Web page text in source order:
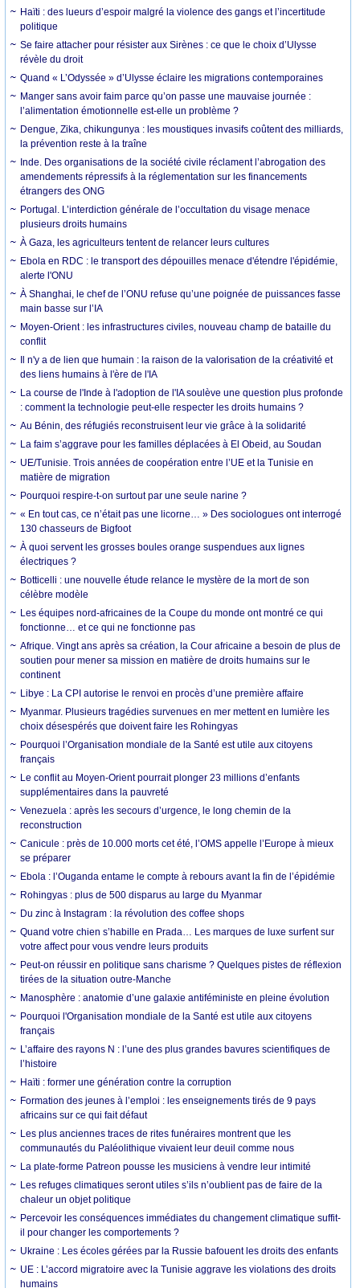
Haïti : des lueurs d’espoir malgré la violence des gangs et l’incertitude
politique
Se faire attacher pour résister aux Sirènes : ce que le choix d’Ulysse
révèle du droit
Quand « L’Odyssée » d’Ulysse éclaire les migrations contemporaines
Manger sans avoir faim parce qu’on passe une mauvaise journée :
l’alimentation émotionnelle est-elle un problème ?
Dengue, Zika, chikungunya : les moustiques invasifs coûtent des milliards,
la prévention reste à la traîne
Inde. Des organisations de la société civile réclament l’abrogation des
amendements répressifs à la réglementation sur les financements
étrangers des ONG
Portugal. L’interdiction générale de l’occultation du visage menace
plusieurs droits humains
À Gaza, les agriculteurs tentent de relancer leurs cultures
Ebola en RDC : le transport des dépouilles menace d'étendre l'épidémie,
alerte l'ONU
À Shanghai, le chef de l’ONU refuse qu’une poignée de puissances fasse
main basse sur l’IA
Moyen-Orient : les infrastructures civiles, nouveau champ de bataille du
conflit
Il n'y a de lien que humain : la raison de la valorisation de la créativité et
des liens humains à l'ère de l'IA
La course de l'Inde à l'adoption de l'IA soulève une question plus profonde
: comment la technologie peut-elle respecter les droits humains ?
Au Bénin, des réfugiés reconstruisent leur vie grâce à la solidarité
La faim s’aggrave pour les familles déplacées à El Obeid, au Soudan
UE/Tunisie. Trois années de coopération entre l’UE et la Tunisie en
matière de migration
Pourquoi respire-t-on surtout par une seule narine ?
« En tout cas, ce n’était pas une licorne… » Des sociologues ont interrogé
130 chasseurs de Bigfoot
À quoi servent les grosses boules orange suspendues aux lignes
électriques ?
Botticelli : une nouvelle étude relance le mystère de la mort de son
célèbre modèle
Les équipes nord-africaines de la Coupe du monde ont montré ce qui
fonctionne… et ce qui ne fonctionne pas
Afrique. Vingt ans après sa création, la Cour africaine a besoin de plus de
soutien pour mener sa mission en matière de droits humains sur le
continent
Libye : La CPI autorise le renvoi en procès d’une première affaire
Myanmar. Plusieurs tragédies survenues en mer mettent en lumière les
choix désespérés que doivent faire les Rohingyas
Pourquoi l’Organisation mondiale de la Santé est utile aux citoyens
français
Le conflit au Moyen-Orient pourrait plonger 23 millions d’enfants
supplémentaires dans la pauvreté
Venezuela : après les secours d’urgence, le long chemin de la
reconstruction
Canicule : près de 10.000 morts cet été, l’OMS appelle l’Europe à mieux
se préparer
Ebola : l’Ouganda entame le compte à rebours avant la fin de l’épidémie
Rohingyas : plus de 500 disparus au large du Myanmar
Du zinc à Instagram : la révolution des coffee shops
Quand votre chien s’habille en Prada… Les marques de luxe surfent sur
votre affect pour vous vendre leurs produits
Peut-on réussir en politique sans charisme ? Quelques pistes de réflexion
tirées de la situation outre-Manche
Manosphère : anatomie d’une galaxie antiféministe en pleine évolution
Pourquoi l'Organisation mondiale de la Santé est utile aux citoyens
français
L’affaire des rayons N : l’une des plus grandes bavures scientifiques de
l’histoire
Haïti : former une génération contre la corruption
Formation des jeunes à l’emploi : les enseignements tirés de 9 pays
africains sur ce qui fait défaut
Les plus anciennes traces de rites funéraires montrent que les
communautés du Paléolithique vivaient leur deuil comme nous
La plate-forme Patreon pousse les musiciens à vendre leur intimité
Les refuges climatiques seront utiles s’ils n’oublient pas de faire de la
chaleur un objet politique
Percevoir les conséquences immédiates du changement climatique suffit-
il pour changer les comportements ?
Ukraine : Les écoles gérées par la Russie bafouent les droits des enfants
UE : L’accord migratoire avec la Tunisie aggrave les violations des droits
humains